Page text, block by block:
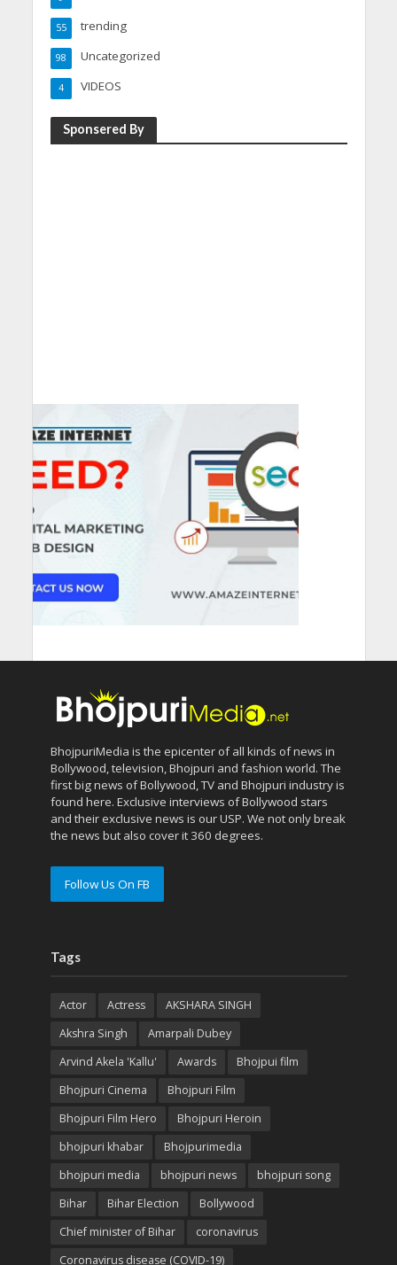
trending
55
Uncategorized
98
VIDEOS
4
Sponsered By
BhojpuriMedia is the epicenter of all kinds of news in
Bollywood, television, Bhojpuri and fashion world. The
first big news of Bollywood, TV and Bhojpuri industry is
found here. Exclusive interviews of Bollywood stars
and their exclusive news is our USP. We not only break
the news but also cover it 360 degrees.
Follow Us On FB
Tags
Actor Actress
AKSHARA SINGH
Akshra Singh
Amarpali Dubey
Arvind Akela 'Kallu'
Awards
Bhojpui film
Bhojpuri Cinema
Bhojpuri Film
Bhojpuri Film Hero
Bhojpuri Heroin
bhojpuri khabar
Bhojpurimedia
bhojpuri media
bhojpuri news
bhojpuri song
Bihar
Bihar Election
Bollywood
Chief minister of Bihar
coronavirus
Coronavirus disease (COVID-19)